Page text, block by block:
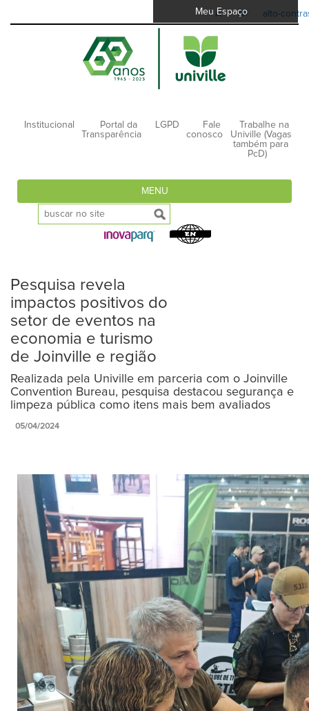
A- A+ alto-
Meu Espaço
Institucional
Portal da
Transparência
LGPD
Fale
conosco
Trabalhe na
Univille (Vagas
também para
PcD)
MENU
Pesquisa revela
impactos positivos do
setor de eventos na
economia e turismo
de Joinville e região
Realizada pela Univille em parceria com o Joinville
Convention Bureau, pesquisa destacou segurança e
limpeza pública como itens mais bem avaliados
05/04/2024